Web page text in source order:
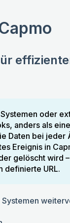
oder
anders als
Daten bei jeder
Ereignis in
gelöscht wird
definierte URL.